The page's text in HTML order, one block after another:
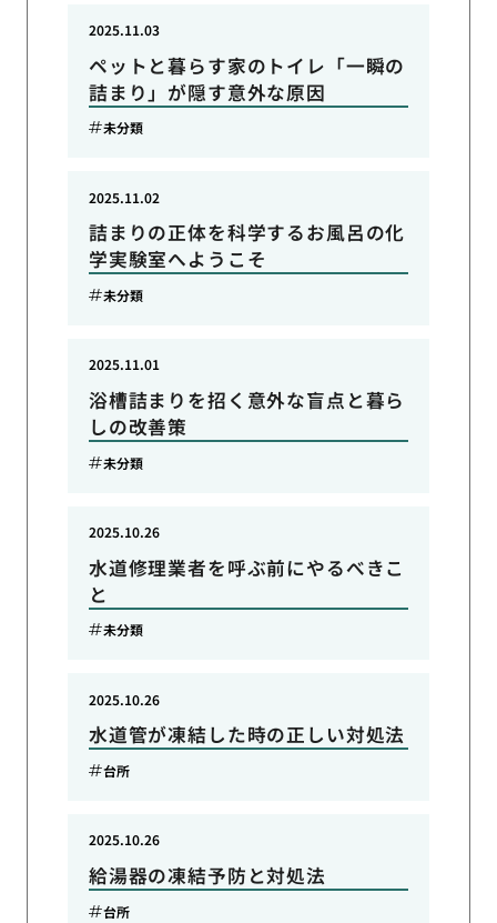
ペットと暮らす家のトイレ「一瞬の
詰まり」が隠す意外な原因
2025.11.03
未分類
詰まりの正体を科学するお風呂の化
学実験室へようこそ
2025.11.02
未分類
浴槽詰まりを招く意外な盲点と暮ら
しの改善策
2025.11.01
未分類
水道修理業者を呼ぶ前にやるべきこ
と
2025.10.26
未分類
水道管が凍結した時の正しい対処法
2025.10.26
台所
給湯器の凍結予防と対処法
2025.10.26
台所